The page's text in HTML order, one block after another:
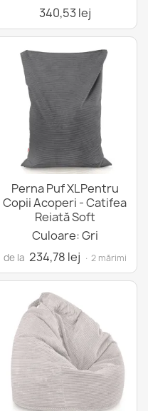
340,53 lej
Perna Puf XLPentru
Copii Acoperi - Catifea
Reiată Soft
Culoare: Gri
de la 234,78 lej · 2 mărimi